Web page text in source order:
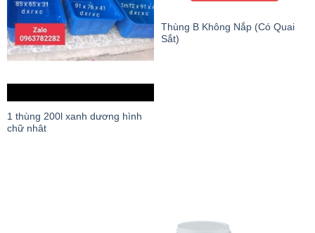
1 thùng 200l xanh dương hình
chữ nhât
Thùng B Không Nắp (Có Quai
Sắt)